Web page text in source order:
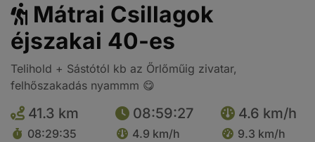
Mátrai Csillagok
éjszakai 40-es
Telihold + Sástótól kb az Őrlőműig zivatar,
felhőszakadás nyammm 😋
41.3 km 08:59:27 4.6 km/h
08:29:35 4.9 km/h
9.3 km/h